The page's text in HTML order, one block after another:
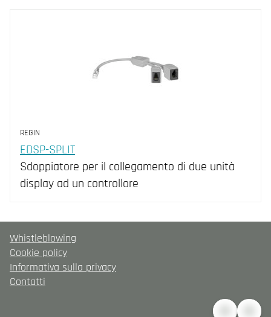
REGIN
EDSP-SPLIT
Sdoppiatore per il collegamento di due unità
display ad un controllore
Whistleblowing
Cookie policy
Informativa sulla privacy
Contatti